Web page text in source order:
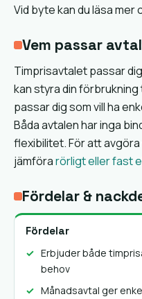
Vid byte kan du läsa mer
Vem passar
Timprisavtalet passar
kan styra din
passar dig som vill ha
Båda avtalen har inga
flexibilitet. För att avgöra
jämförarörligt eller fast
Fördelar &
Fördelar
Erbjuder både
behov
Månadsavtal ger